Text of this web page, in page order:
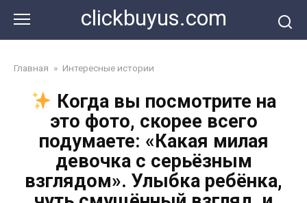
контенту
clickbuyus.com
Главная » Интересные истории
Когда вы посмотрите на
это фото, скорее всего
подумаете: «Какая милая
девочка с серьёзным
взглядом». Улыбка ребёнка,